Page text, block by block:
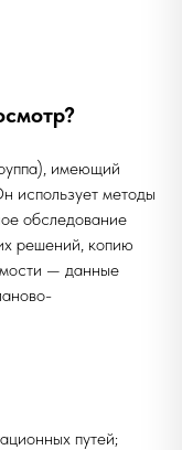
имеющий
использует методы
обследование
решений, копию
— данные
путей;